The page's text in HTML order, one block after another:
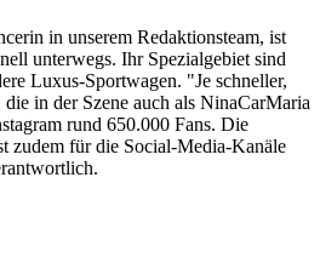
in unserem Redaktionsteam, ist
unterwegs. Ihr Spezialgebiet sind
Luxus-Sportwagen. "Je schneller,
in der Szene auch als NinaCarMaria
rund 650.000 Fans. Die
zudem für die Social-Media-Kanäle